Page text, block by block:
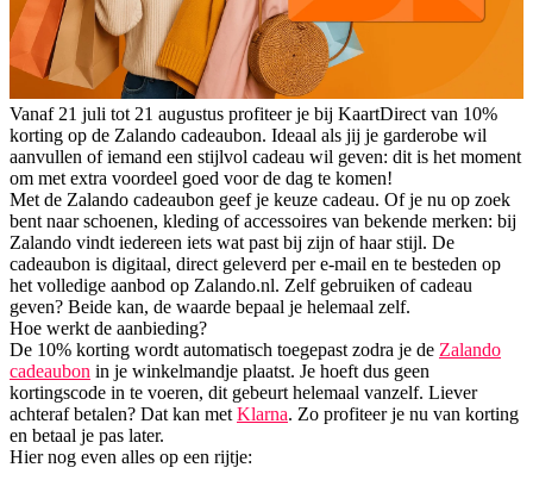
Vanaf 21 juli tot 21 augustus profiteer je bij KaartDirect van 10%
korting op de Zalando cadeaubon. Ideaal als jij je garderobe wil
aanvullen of iemand een stijlvol cadeau wil geven: dit is het moment
om met extra voordeel goed voor de dag te komen!
Met de Zalando cadeaubon geef je keuze cadeau. Of je nu op zoek
bent naar schoenen, kleding of accessoires van bekende merken: bij
Zalando vindt iedereen iets wat past bij zijn of haar stijl. De
cadeaubon is digitaal, direct geleverd per e-mail en te besteden op
het volledige aanbod op Zalando.nl. Zelf gebruiken of cadeau
geven? Beide kan, de waarde bepaal je helemaal zelf.
Hoe werkt de aanbieding?
De 10% korting wordt automatisch toegepast zodra je de Zalando
cadeaubon in je winkelmandje plaatst. Je hoeft dus geen
kortingscode in te voeren, dit gebeurt helemaal vanzelf. Liever
achteraf betalen? Dat kan met Klarna. Zo profiteer je nu van korting
en betaal je pas later.
Hier nog even alles op een rijtje: